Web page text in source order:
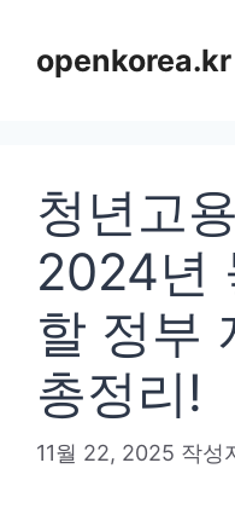
openkorea.kr
청년고
2024년
할 정부
총정리!
11월 22, 2025 작성